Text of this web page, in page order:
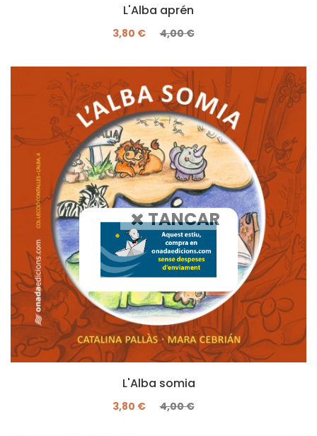
L'Alba aprén
3,80 € 4,00 €
L'Alba somia
3,80 € 4,00 €
TANCAR